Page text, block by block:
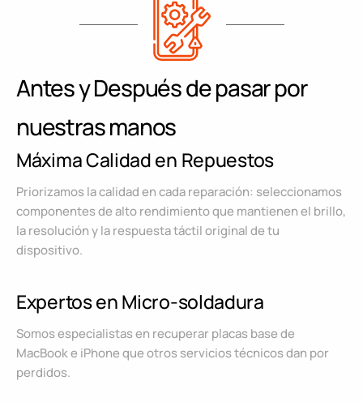
Antes y Después de pasar por
nuestras manos
Máxima Calidad en Repuestos
Priorizamos la calidad en cada reparación: seleccionamos
componentes de alto rendimiento que mantienen el brillo,
la resolución y la respuesta táctil original de tu
dispositivo.
Expertos en Micro-soldadura
Somos especialistas en recuperar placas base de
MacBook e iPhone que otros servicios técnicos dan por
perdidos.